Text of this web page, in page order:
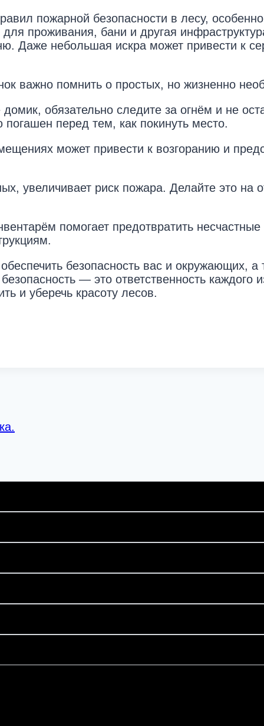
пожарной безопасности в лесу, особенно
проживания, бани и другая
Даже небольшая искра может привести к
важно помнить о простых, но жизненно
обязательно следите за огнём и не
перед тем, как покинуть место.
может привести к возгоранию и
увеличивает риск пожара. Делайте это на
помогает предотвратить несчастные
безопасность вас и окружающих, а
— это ответственность каждого
и уберечь красоту лесов.